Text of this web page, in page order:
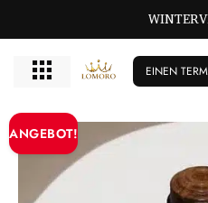
GROSSE
WINTERVERKAUF
EINEN
ANGEBOT!